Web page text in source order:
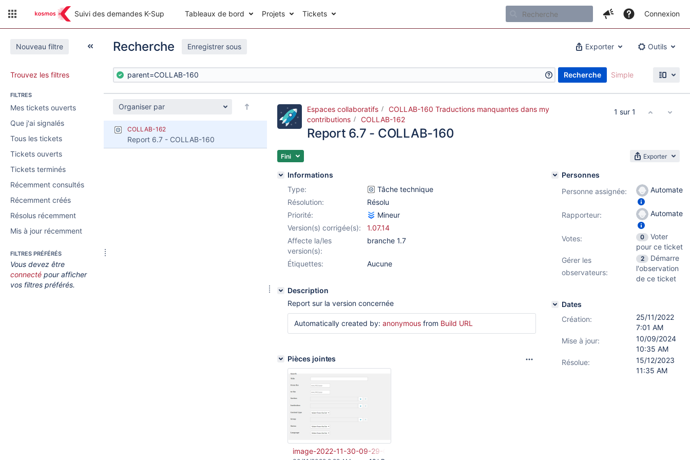
Suivi des demandes K-Sup Tableaux de bord Projets Tickets Connexion
Nouveau filtre
Trouvez les filtres
FILTRES
Mes tickets ouverts
Que j'ai signalés
Tous les tickets
Tickets ouverts
Tickets terminés
Récemment consultés
Récemment créés
Résolus récemment
Mis à jour récemment
FILTRES PRÉFÉRÉS
Vous devez être
connecté pour afficher
vos filtres préférés.
Recherche Enregistrer sous Exporter Outils
Recherche Simple
Organiser par
COLLAB-162
Report 6.7 - COLLAB-160
1 sur 1
Espaces collaboratifs
COLLAB-160 Traductions manquantes dans my
contributions
COLLAB-162
Report 6.7 - COLLAB-160
Fini Exporter
Informations
Type:
Tâche technique
Résolution:
Résolu
Priorité:
Mineur
Version(s) corrigée(s):
1.07.14
Affecte la/les
version(s):
branche 1.7
Étiquettes: Aucune
Description
Report sur la version concernée
Automatically created by: anonymous from Build URL
Pièces jointes
image-2022-11-30-09-29-09-945.png
Personnes
Personne assignée:
Automate
Rapporteur: Automate
Votes: 0
Voter
pour ce ticket
Gérer les
observateurs:
2
Démarre
l'observation
de ce ticket
Dates
Création:
25/11/2022
7:01 AM
Mise à jour:
10/09/2024
10:35 AM
Résolue:
15/12/2023
11:35 AM